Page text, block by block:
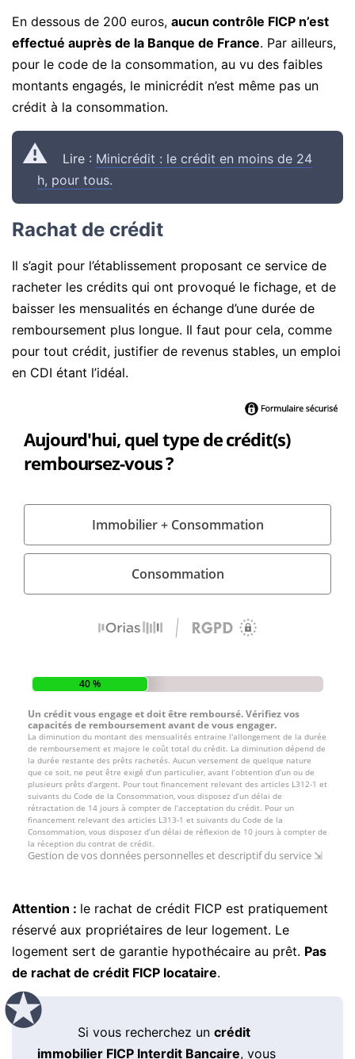
En dessous de 200 euros, aucun contrôle FICP n’est
effectué auprès de la Banque de France. Par ailleurs,
pour le code de la consommation, au vu des faibles
montants engagés, le minicrédit n’est même pas un
crédit à la consommation.
Lire : Minicrédit : le crédit en moins de 24
h, pour tous.
Rachat de crédit
Il s’agit pour l’établissement proposant ce service de
racheter les crédits qui ont provoqué le fichage, et de
baisser les mensualités en échange d’une durée de
remboursement plus longue. Il faut pour cela, comme
pour tout crédit, justifier de revenus stables, un emploi
en CDI étant l’idéal.
Attention : le rachat de crédit FICP est pratiquement
réservé aux propriétaires de leur logement. Le
logement sert de garantie hypothécaire au prêt. Pas
de rachat de crédit FICP locataire.
Si vous recherchez un crédit
immobilier FICP Interdit Bancaire, vous